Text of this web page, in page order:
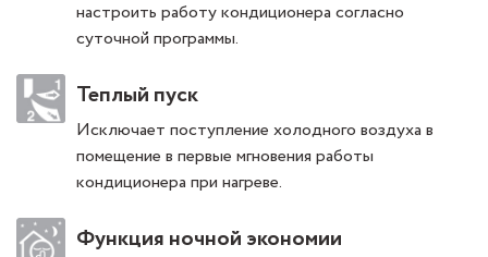
настроить работу кондиционера согласно
суточной программы.
Теплый пуск
Исключает поступление холодного воздуха в
помещение в первые мгновения работы
кондиционера при нагреве.
Функция ночной экономии